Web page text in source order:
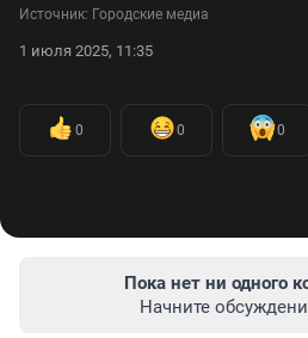
Источник: Городские медиа
1 июля 2025, 11:35
0 0 0
Пока нет ни одного
Начните